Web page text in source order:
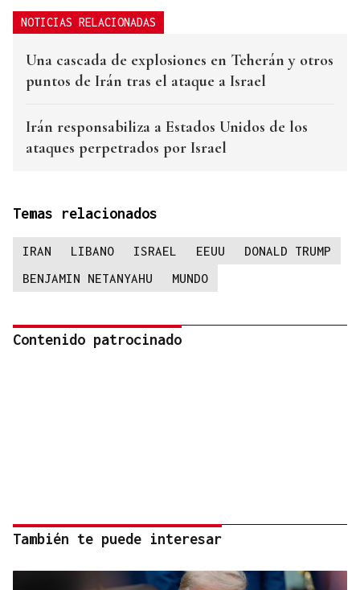
NOTICIAS RELACIONADAS
Una cascada de explosiones en Teherán y otros
puntos de Irán tras el ataque a Israel
Irán responsabiliza a Estados Unidos de los
ataques perpetrados por Israel
Temas relacionados
IRAN LIBANO ISRAEL EEUU
DONALD TRUMP
BENJAMIN NETANYAHU
MUNDO
Contenido patrocinado
También te puede interesar